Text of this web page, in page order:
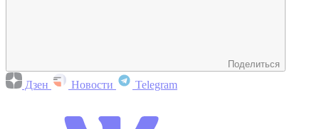
Поделиться
Дзен Новости Telegram